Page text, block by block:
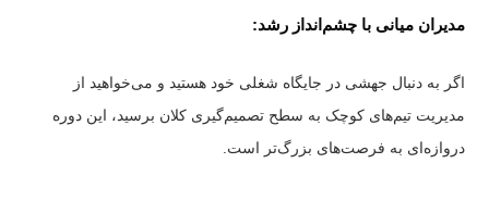
مدیران میانی با چشم‌انداز رشد:
اگر به دنبال جهشی در جایگاه شغلی خود هستید و می‌خواهید از
مدیریت تیم‌های کوچک به سطح تصمیم‌گیری کلان برسید، این دوره
دروازه‌ای به فرصت‌های بزرگ‌تر است.